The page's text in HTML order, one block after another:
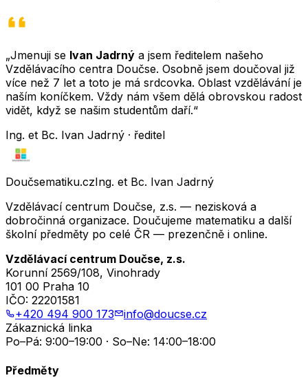
„Jmenuji se Ivan Jadrný a jsem ředitelem našeho
Vzdělávacího centra Doučse. Osobně jsem doučoval již
více než 7 let a toto je má srdcovka. Oblast vzdělávání je
naším koníčkem. Vždy nám všem dělá obrovskou radost
vidět, když se našim studentům daří.“
Ing. et Bc. Ivan Jadrný · ředitel
Doučsematiku.czIng. et Bc. Ivan Jadrný
Vzdělávací centrum Doučse, z.s. — nezisková a
dobročinná organizace. Doučujeme matematiku a další
školní předměty po celé ČR — prezenčně i online.
Vzdělávací centrum Doučse, z.s.
Korunní 2569/108, Vinohrady
101 00 Praha 10
IČO: 22201581
+420 494 900 173
info@doucse.cz
Zákaznická linka
Po–Pá: 9:00–19:00 · So–Ne: 14:00–18:00
Předměty